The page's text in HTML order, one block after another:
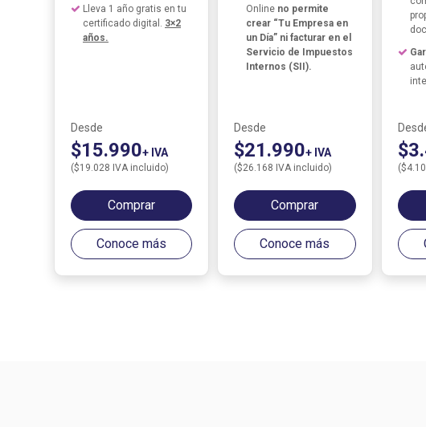
Lleva 1 año gratis en tu
certificado digital. 3×2
años.
Desde
$15.990+ IVA
($19.028 IVA incluido)
Comprar
Conoce más
Online no permite
crear “Tu Empresa en
un Día” ni facturar en el
Servicio de Impuestos
Internos (SII).
Desde
$21.990+ IVA
($26.168 IVA incluido)
Comprar
Conoce más